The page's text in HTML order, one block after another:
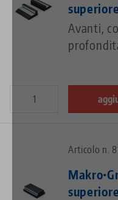
superiore
Avanti,
Articolo n.